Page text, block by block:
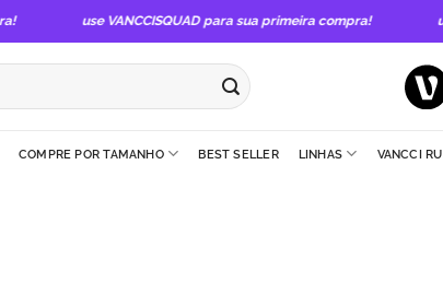
use VANCCISQUAD para sua primeira compra!
COMPRE POR TAMANHO BEST SELLER LINHAS VANCCI